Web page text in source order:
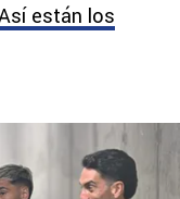
están los